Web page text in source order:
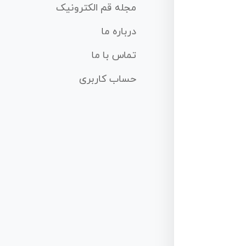
مجله قم الکترونیک
درباره ما
تماس با ما
حساب کاربری